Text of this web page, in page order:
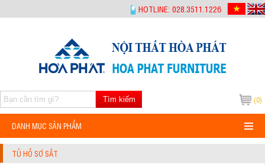
HOTLINE: 028.3511.1226
(0)
Tìm kiếm
DANH MỤC SẢN PHẨM
TỦ HỒ SƠ SẮT